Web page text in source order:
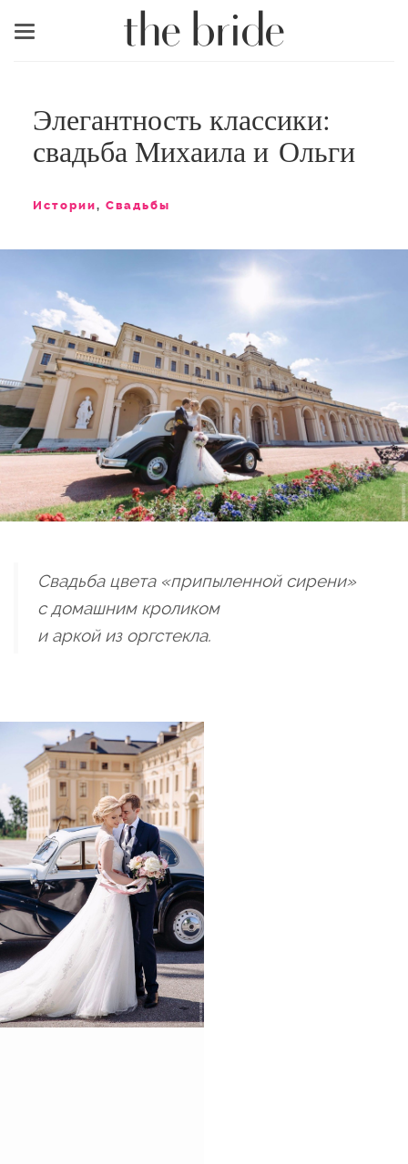
Меню
Элегантность классики:
свадьба Михаила и Ольги
Истории, Свадьбы
Свадьба цвета «припыленной сирени»
с домашним кроликом
и аркой из оргстекла.